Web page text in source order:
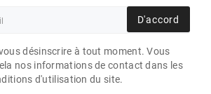
D'accord
désinscrire à tout moment. Vous
nos informations de contact dans les
d'utilisation du site.